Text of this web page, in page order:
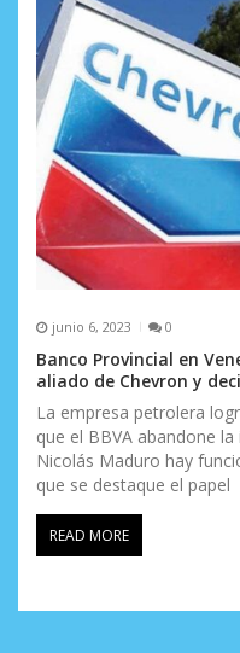
junio 6, 2023 0
Banco Provincial en
aliado de Chevron y
La empresa petrolera
que el BBVA abandone
Nicolás Maduro hay
que se destaque el papel
READ MORE